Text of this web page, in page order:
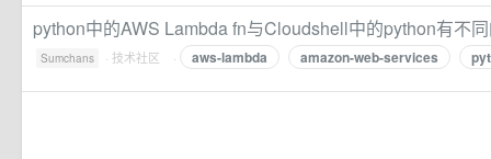
python中的AWS Lambda fn与Cloudshell中的python有不
Sumchans · 技术社区 · aws-lambda amazon-web-services